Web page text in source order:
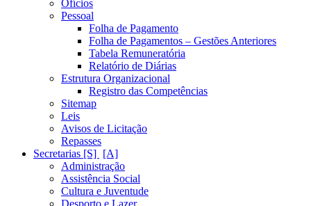
Ofícios
Pessoal
Folha de Pagamento
Folha de Pagamentos – Gestões Anteriores
Tabela Remuneratória
Relatório de Diárias
Estrutura Organizacional
Registro das Competências
Sitemap
Leis
Avisos de Licitação
Repasses
Secretarias [S]
Administração
Assistência Social
Cultura e Juventude
Desporto e Lazer